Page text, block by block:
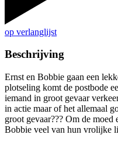
op verlanglijst
Beschrijving
Ernst en Bobbie gaan een
plotseling komt de postbode
iemand in groot gevaar
in actie maar of het allemaal
groot gevaar??? Om de
Bobbie veel van hun vrolijke